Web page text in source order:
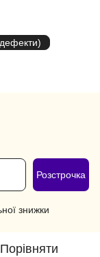
Розстрочка
знижки
Порівняти